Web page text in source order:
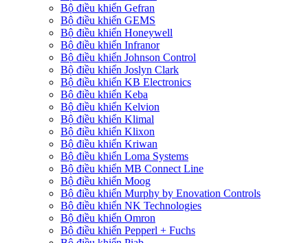
Bộ điều khiển Gefran
Bộ điều khiển GEMS
Bộ điều khiển Honeywell
Bộ điều khiển Infranor
Bộ điều khiển Johnson Control
Bộ điều khiển Joslyn Clark
Bộ điều khiển KB Electronics
Bộ điều khiển Keba
Bộ điều khiển Kelvion
Bộ điều khiển Klimal
Bộ điều khiển Klixon
Bộ điều khiển Kriwan
Bộ điều khiển Loma Systems
Bộ điều khiển MB Connect Line
Bộ điều khiển Moog
Bộ điều khiển Murphy by Enovation Controls
Bộ điều khiển NK Technologies
Bộ điều khiển Omron
Bộ điều khiển Pepperl + Fuchs